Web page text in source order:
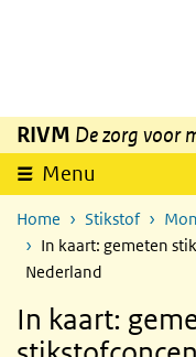
Overslaan en naar de
RIVM De zorg voor
Menu
Home Stikstof
In kaart: gemeten
Nederland
In kaart: